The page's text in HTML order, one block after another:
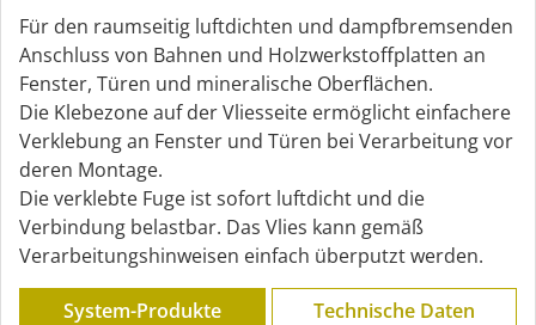
Für den raumseitig luftdichten und dampfbremsenden
Anschluss von Bahnen und Holzwerkstoffplatten an
Fenster, Türen und mineralische Oberflächen.
Die Klebezone auf der Vliesseite ermöglicht einfachere
Verklebung an Fenster und Türen bei Verarbeitung vor
deren Montage.
Die verklebte Fuge ist sofort luftdicht und die
Verbindung belastbar. Das Vlies kann gemäß
Verarbeitungshinweisen einfach überputzt werden.
System-Produkte
Technische Daten